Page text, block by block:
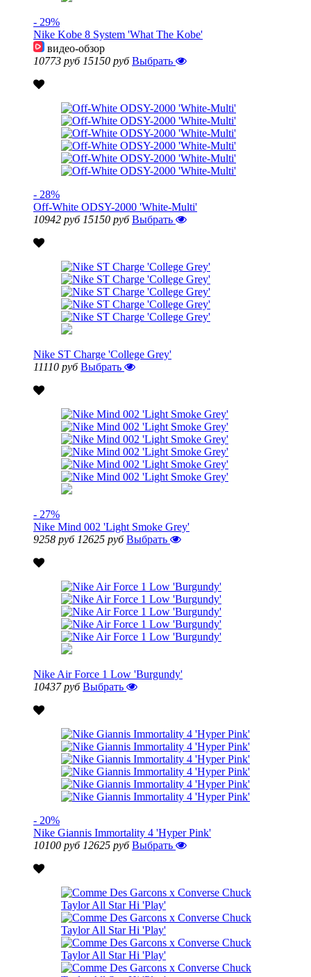
- 29%
Nike Kobe 8 System 'What The Kobe'
видео-обзор
10773 руб 15150 руб Выбрать
- 28%
Off-White ODSY-2000 'White-Multi'
10942 руб 15150 руб Выбрать
Nike ST Charge 'College Grey'
11110 руб Выбрать
- 27%
Nike Mind 002 'Light Smoke Grey'
9258 руб 12625 руб Выбрать
Nike Air Force 1 Low 'Burgundy'
10437 руб Выбрать
- 20%
Nike Giannis Immortality 4 'Hyper Pink'
10100 руб 12625 руб Выбрать